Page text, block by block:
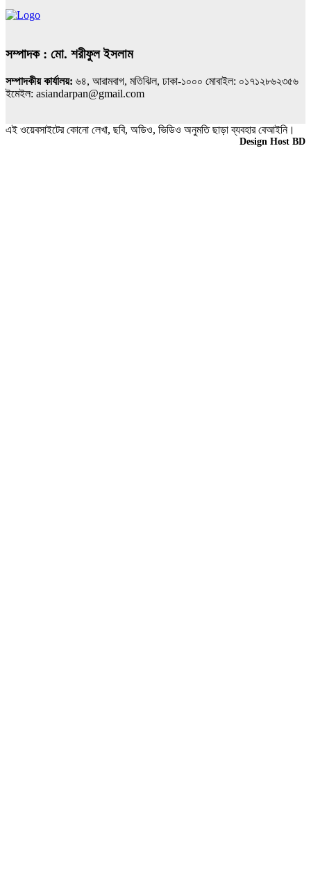
সম্পাদক : মো. শরীফুল ইসলাম
সম্পাদকীয় কার্যালয়: ৬৪, আরামবাগ, মতিঝিল, ঢাকা-১০০০ মোবাইল: ০১৭১২৮৬২৩৫৬
ইমেইল: asiandarpan@gmail.com
এই ওয়েবসাইটের কোনো লেখা, ছবি, অডিও, ভিডিও অনুমতি ছাড়া ব্যবহার বেআইনি।
Design Host BD